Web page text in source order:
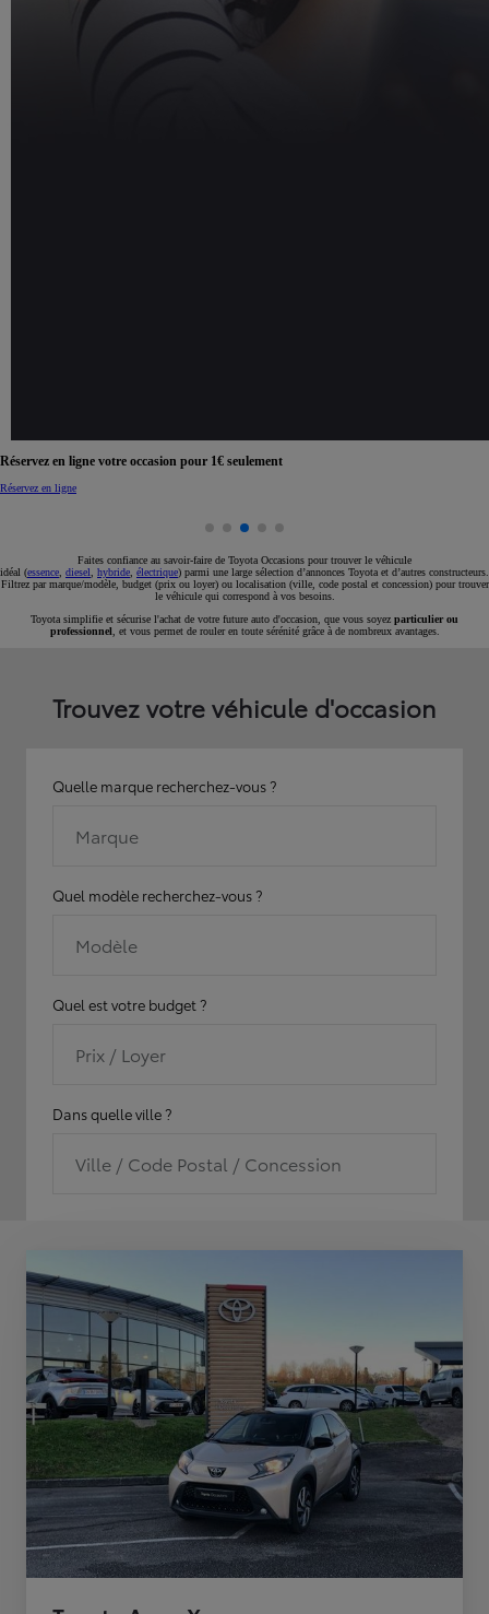
Réservez en ligne votre occasion pour 1€ seulement
Réservez en ligne
Faites confiance au savoir-faire de Toyota Occasions pour trouver le véhicule
idéal (essence diesel hybride électrique) parmi une large sélection d’annonces Toyota et d’autres constructeurs.
Filtrez par marque/modèle, budget (prix ou loyer) ou localisation (ville, code postal et concession) pour trouver
le véhicule qui correspond à vos besoins.
Toyota simplifie et sécurise l'achat de votre future auto d'occasion, que vous soyez particulier ou
professionnel , et vous permet de rouler en toute sérénité grâce à de nombreux avantages.
Trouvez votre véhicule d'occasion
Quelle marque recherchez-vous ?
Marque
Quel modèle recherchez-vous ?
Modèle
Quel est votre budget ?
Prix / Loyer
Dans quelle ville ?
Ville / Code Postal / Concession